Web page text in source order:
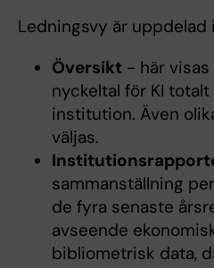
Ledningsvy är uppdelad
Översikt- här visas
nyckeltal för KI
institution. Även
väljas.
sammanställning
de fyra senaste
avseende
bibliometrisk data,